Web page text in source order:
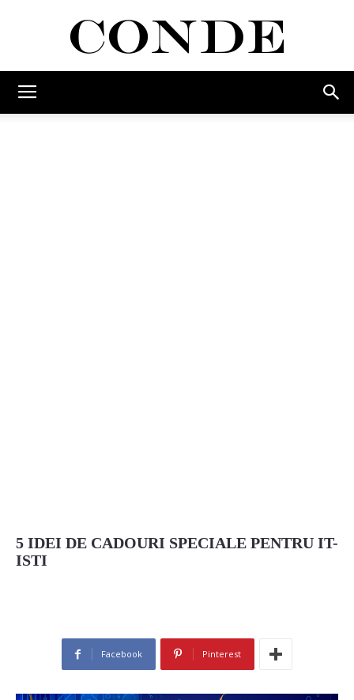
5 IDEI DE CADOURI SPECIALE PENTRU IT-
ISTI
Facebook Pinterest